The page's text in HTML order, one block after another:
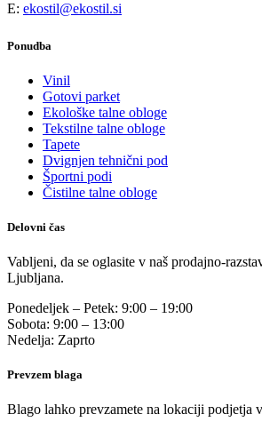
E: ekostil@ekostil.si
Ponudba
Vinil
Gotovi parket
Ekološke talne obloge
Tekstilne talne obloge
Tapete
Dvignjen tehnični pod
Športni podi
Čistilne talne obloge
Delovni čas
Vabljeni, da se oglasite v naš prodajno-
Ljubljana.
Ponedeljek – Petek: 9:00 – 19:00
Sobota: 9:00 – 13:00
Nedelja: Zaprto
Prevzem blaga
Blago lahko prevzamete na lokaciji podjetja